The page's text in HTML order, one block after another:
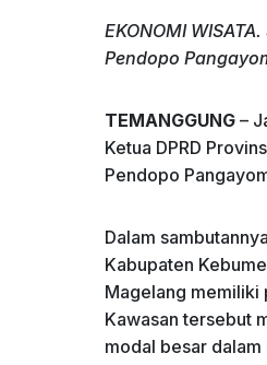
c
e
b
o
o
k
e
dI
n
EKONOMI
Pendopo
TEMANGGUNG –
Ketua DPRD
Pendopo
Dalam
Kabupaten
Magelang memiliki
Kawasan tersebut
modal besar